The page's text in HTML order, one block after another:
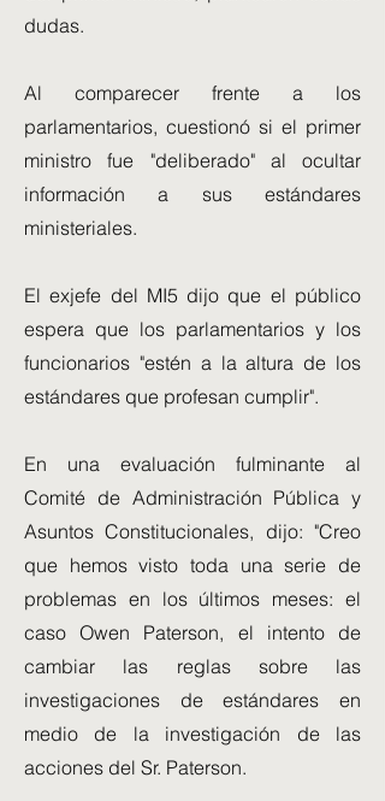
dudas.
Al comparecer frente a los
parlamentarios, cuestionó si el primer
ministro fue "deliberado" al ocultar
información a sus estándares
ministeriales.
El exjefe del MI5 dijo que el público
espera que los parlamentarios y los
funcionarios "estén a la altura de los
estándares que profesan cumplir".
En una evaluación fulminante al
Comité de Administración Pública y
Asuntos Constitucionales, dijo: "Creo
que hemos visto toda una serie de
problemas en los últimos meses: el
caso Owen Paterson, el intento de
cambiar las reglas sobre las
investigaciones de estándares en
medio de la investigación de las
acciones del Sr. Paterson.